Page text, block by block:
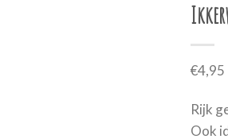
€4,95
Rijk
Ook